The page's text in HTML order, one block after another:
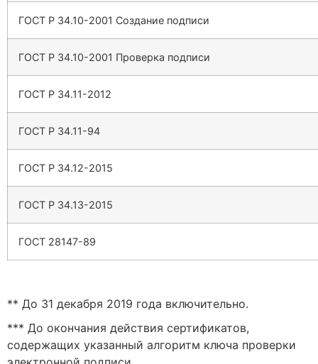
ГОСТ Р 34.10-2001 Создание подписи
ГОСТ Р 34.10-2001 Проверка подписи
ГОСТ Р 34.11-2012
ГОСТ Р 34.11-94
ГОСТ Р 34.12-2015
ГОСТ Р 34.13-2015
ГОСТ 28147-89
** До 31 декабря 2019 года включительно.
*** До окончания действия сертификатов,
содержащих указанный алгоритм ключа проверки